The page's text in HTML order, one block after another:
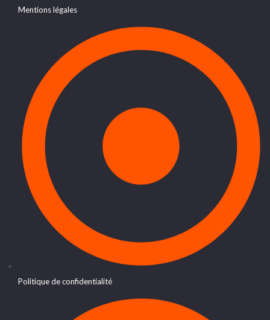
Mentions légales
Politique de confidentialité